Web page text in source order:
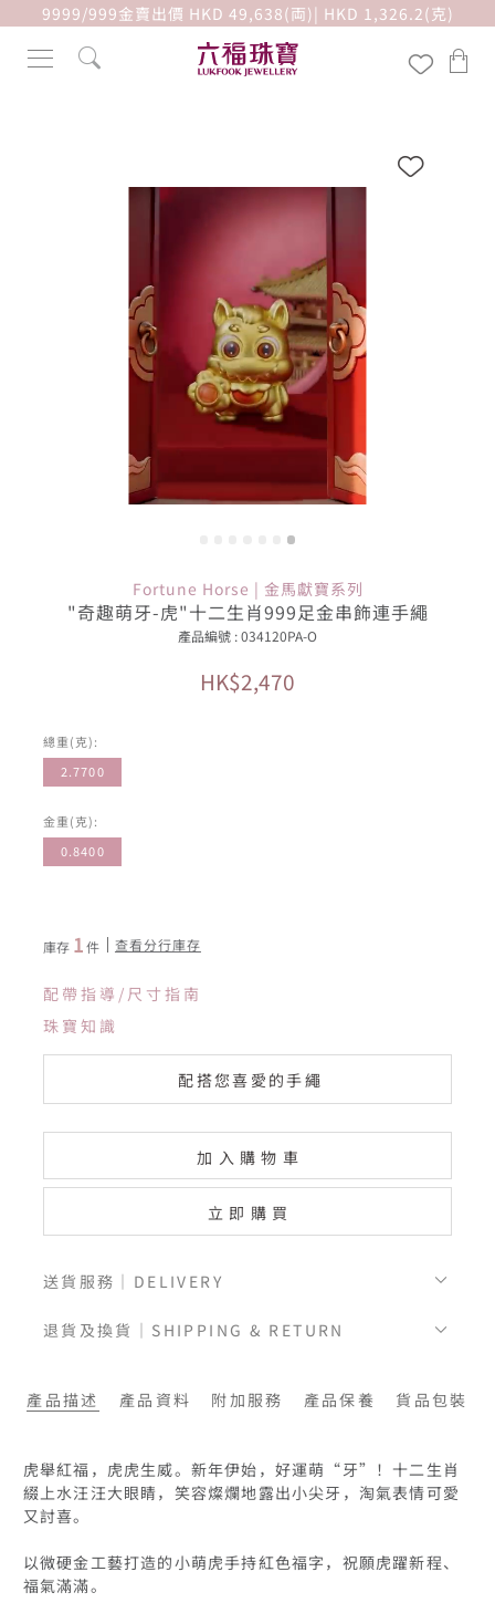
9999/999金賣出價 HKD 49,638(両)| HKD 1,326.2(克)
Fortune Horse | 金馬獻寶系列
"奇趣萌牙-虎"十二生肖999足金串飾連手繩
產品編號 : 034120PA-O
HK$2,470
總重(克):
2.7700
金重(克):
0.8400
庫存 1件 查看分行庫存
配帶指導/尺寸指南
珠寶知識
配搭您喜愛的手繩
加入購物車
立即購買
送貨服務｜DELIVERY
退貨及換貨｜SHIPPING & RETURN
產品描述 產品資料 附加服務 產品保養 貨品包裝
虎舉紅福，虎虎生威。新年伊始，好運萌“牙”！十二生肖
綴上水汪汪大眼睛，笑容燦爛地露出小尖牙，淘氣表情可愛
又討喜。
以微硬金工藝打造的小萌虎手持紅色福字，祝願虎躍新程、
福氣滿滿。